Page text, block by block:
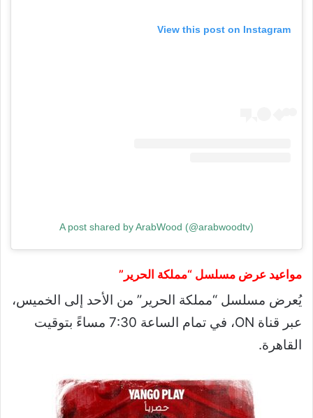
View this post on Instagram
A post shared by ArabWood (@arabwoodtv)
مواعيد عرض مسلسل “مملكة الحرير”
يُعرض مسلسل “مملكة الحرير” من الأحد إلى الخميس،
عبر قناة ON، في تمام الساعة 7:30 مساءً بتوقيت
القاهرة.